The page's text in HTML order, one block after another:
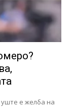
уште е желба на